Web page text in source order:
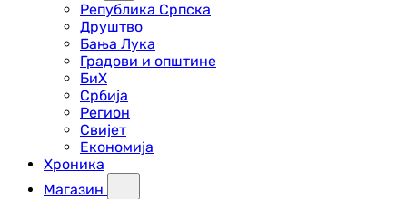
Република Српска
Друштво
Бања Лука
Градови и општине
БиХ
Србија
Регион
Свијет
Економија
Хроника
Магазин